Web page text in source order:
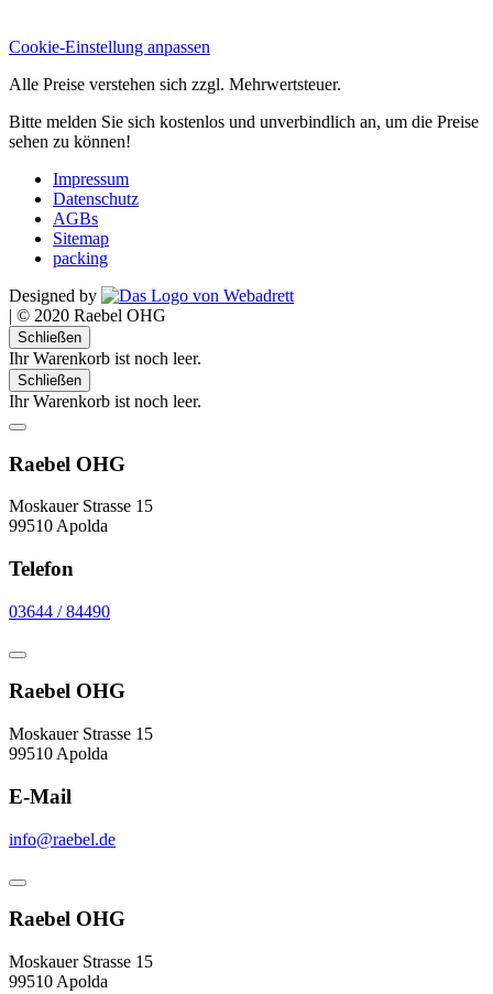
Cookie-Einstellung anpassen
Alle Preise verstehen sich zzgl. Mehrwertsteuer.
Bitte melden Sie sich kostenlos und unverbindlich an, um die Preise
sehen zu können!
Impressum
Datenschutz
AGBs
Sitemap
packing
Designed by
| © 2020 Raebel OHG
Schließen
Ihr Warenkorb ist noch leer.
Schließen
Ihr Warenkorb ist noch leer.
Raebel OHG
Moskauer Strasse 15
99510 Apolda
Telefon
03644 / 84490
Raebel OHG
Moskauer Strasse 15
99510 Apolda
E-Mail
info@raebel.de
Raebel OHG
Moskauer Strasse 15
99510 Apolda